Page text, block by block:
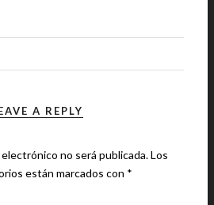
A REPLY
no será publicada.Los
están marcados con *